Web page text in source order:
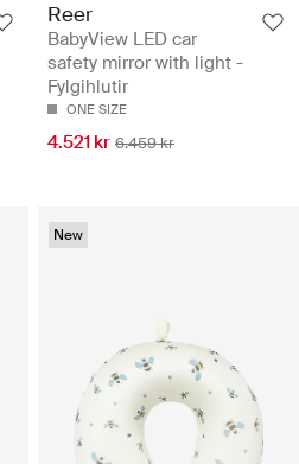
Reer
BabyView LED car
safety mirror with light -
Fylgihlutir
ONE SIZE
4.521 kr 6.459 kr
New